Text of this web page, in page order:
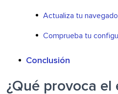
Actualiza tu
Comprueba tu
Conclusión
¿Qué provoca el